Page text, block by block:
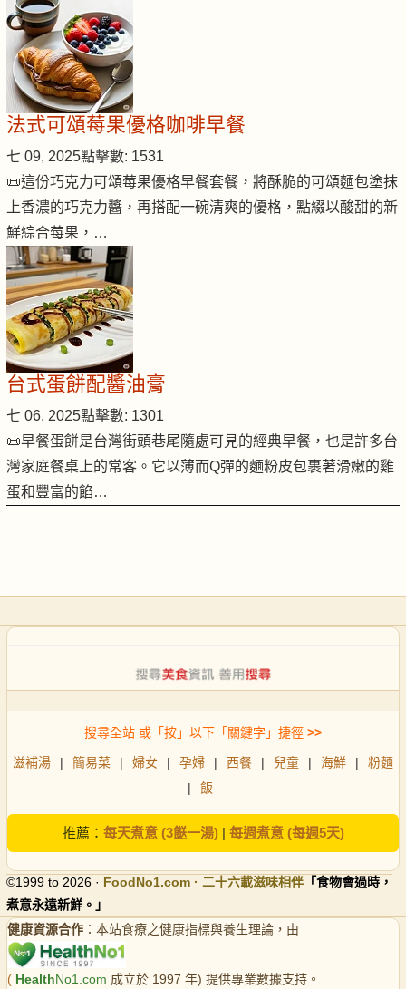
法式可頌莓果優格咖啡早餐
七 09, 2025點擊數: 1531
📜這份巧克力可頌莓果優格早餐套餐，將酥脆的可頌麵包塗抹
上香濃的巧克力醬，再搭配一碗清爽的優格，點綴以酸甜的新
鮮綜合莓果，…
台式蛋餅配醬油膏
七 06, 2025點擊數: 1301
📜早餐蛋餅是台灣街頭巷尾隨處可見的經典早餐，也是許多台
灣家庭餐桌上的常客。它以薄而Q彈的麵粉皮包裹著滑嫩的雞
蛋和豐富的餡…
搜尋全站 或「按」以下「關鍵字」捷徑 >>
滋補湯 | 簡易菜 | 婦女 | 孕婦 | 西餐 | 兒童 | 海鮮 |
粉麵
|
飯
推薦： 每天煮意 (3餸一湯)| 每週煮意 (每週5天)
©1999 to 2026 · FoodNo1.com · 二十六載滋味相伴 「食物會過時，
煮意永遠新鮮。」
健康資源合作 ：本站食療之健康指標與養生理論，由
( HealthNo1.com 成立於 1997 年) 提供專業數據支持。